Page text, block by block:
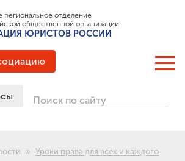
региональное отделение
общественной организации
ЮРИСТОВ РОССИИ
Поиск по сайту
Уроки права для всех и каждого